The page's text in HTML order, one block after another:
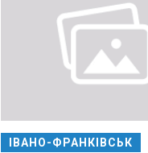
ІВАНО-ФРАНКІВСЬК